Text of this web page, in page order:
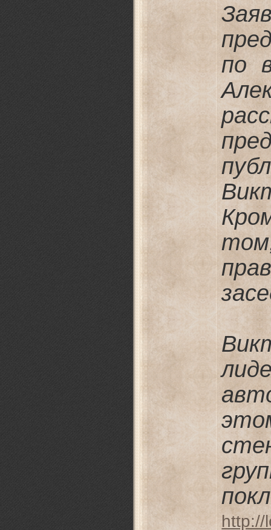
по
http://